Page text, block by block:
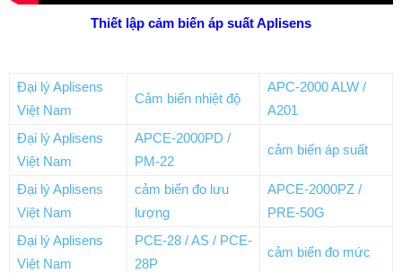
Thiết lập cảm biến áp suất Aplisens
Đại lý Aplisens
Việt Nam
Cảm biến nhiệt độ
APC-2000 ALW /
A201
Đại lý Aplisens
Việt Nam
APCE-2000PD /
PM-22
cảm biến áp suất
Đại lý Aplisens
Việt Nam
cảm biến đo lưu
lượng
APCE-2000PZ /
PRE-50G
Đại lý Aplisens
Việt Nam
PCE-28 / AS / PCE-
28P
cảm biến đo mức